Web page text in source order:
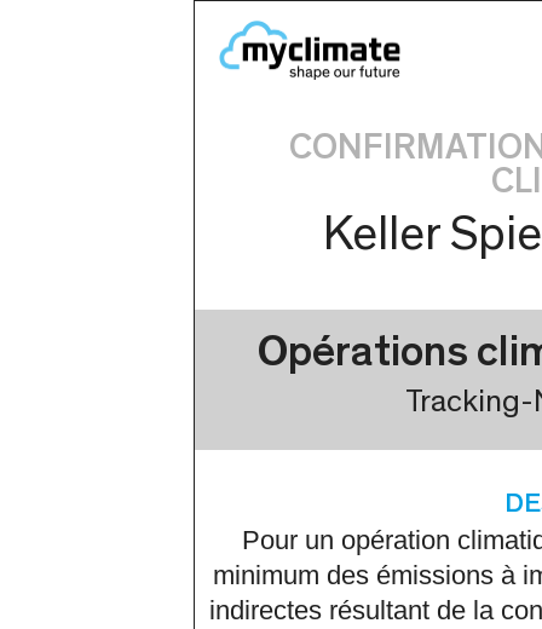
Keller
Opérations
Pour un opération
minimum des émissions à
indirectes résultant de la